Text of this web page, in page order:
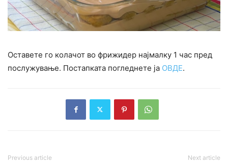
Оставете го колачот во фрижидер најмалку 1 час пред
послужување. Постапката погледнете ја ОВДЕ.
Previous article Next article